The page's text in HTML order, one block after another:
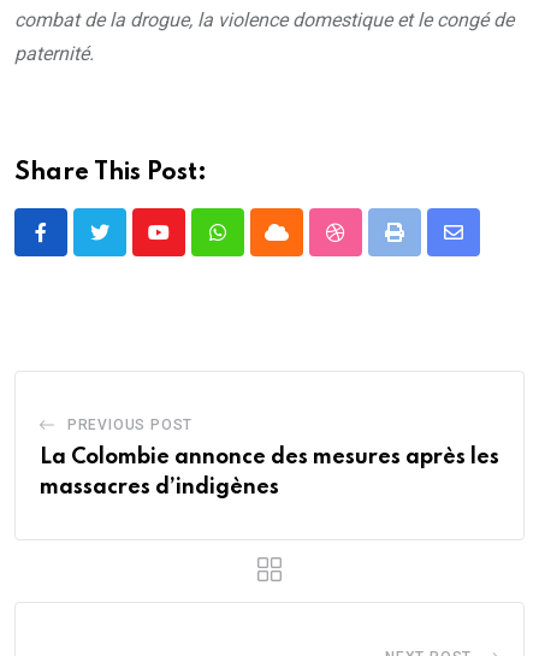
combat de la drogue, la violence domestique et le congé de
paternité.
Share This Post:
YoutubeWhatsappCloud StumbleUpon
Print
Share
PREVIOUS POST
La Colombie annonce des mesures après les
massacres d’indigènes